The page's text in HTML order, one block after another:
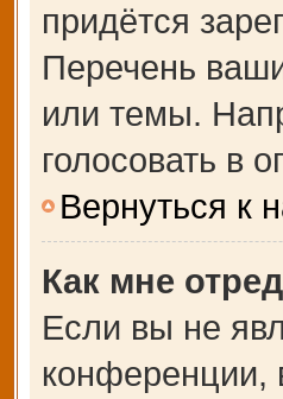
придётся
Перечень
или темы.
голосовать в
Вернуться к
Как мне
Если вы не
конференции,